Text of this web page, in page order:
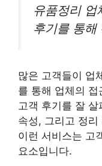
유품정리 업
후기를 통해
많은 고객들이 업
를 통해 업체의
고객 후기를 잘
속성, 그리고 정
이런 서비스는 고
요소입니다.